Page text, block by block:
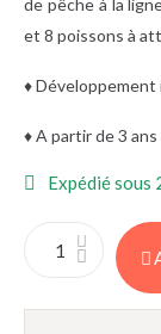
et 8 poissons à
♦
♦ A partir de 3 ans
Expédié sous